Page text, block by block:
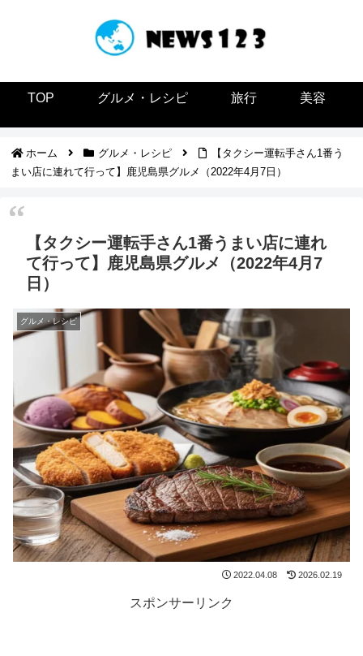
TOP グルメ・レシピ 旅行 美容
ホーム グルメ・レシピ
【タクシー運転手さん1番う
まい店に連れて行って】鹿児島県グルメ（2022年4月7日）
【タクシー運転手さん1番うまい店に連れ
て行って】鹿児島県グルメ（2022年4月7
日）
グルメ・レシピ
2022.04.08 2026.02.19
スポンサーリンク